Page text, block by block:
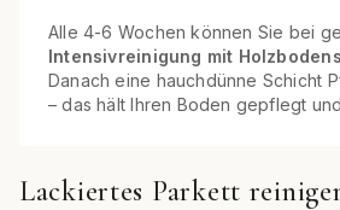
Alle 4-6 Wochen können Sie bei
Intensivreinigung mit
Danach eine hauchdünne Schicht
– das hält Ihren Boden gepflegt
Lackiertes Parkett